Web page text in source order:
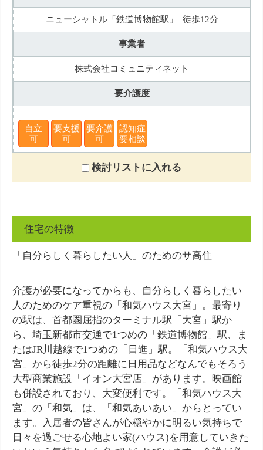
ニューシャトル「鉄道博物館駅」 徒歩12分
事業者
株式会社コミュニティネット
要介護度
自立
可
要支援
可
要介護
可
認知症
要相談
検討リストに入れる
住宅の特徴
「自分らしく暮らしたい人」のためのサ高住
介護が必要になってからも、自分らしく暮らしたい
人のためのケア重視の「和気ハウス大宮」。最寄り
の駅は、首都圏屈指のターミナル駅「大宮」駅か
ら、埼玉新都市交通で1つめの「鉄道博物館」駅、ま
たはJR川越線で1つめの「日進」駅。「和気ハウス大
宮」から徒歩2分の距離に日用品などなんでもそろう
大型商業施設「イオン大宮店」があります。映画館
も併設されており、大変便利です。「和気ハウス大
宮」の「和気」は、「和気あいあい」からとってい
ます。入居者の皆さんが心穏やかに明るい気持ちで
日々を過ごせる心地よい家(ハウス)を用意していきた